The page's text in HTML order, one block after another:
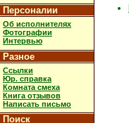
Персоналии
Об исполнителях
Фотографии
Интервью
Разное
Ссылки
Юр. справка
Комната смеха
Книга отзывов
Написать письмо
Поиск